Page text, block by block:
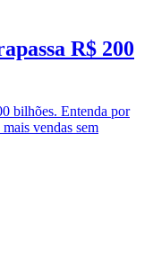
R$ 200
bilhões. Entenda por
vendas sem